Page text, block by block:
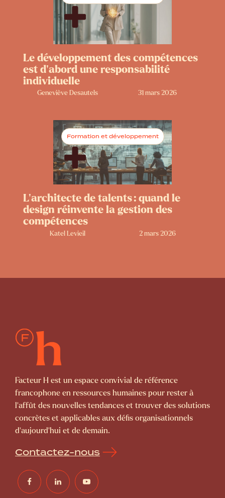
Le développement des compétences
est d’abord une responsabilité
individuelle
Geneviève Desautels 31 mars 2026
Formation et développement
L’architecte de talents : quand le
design réinvente la gestion des
compétences
Katel Levieil 2 mars 2026
Facteur H est un espace convivial de référence
francophone en ressources humaines pour rester à
l’affût des nouvelles tendances et trouver des solutions
concrètes et applicables aux défis organisationnels
d’aujourd’hui et de demain.
Contactez-nous